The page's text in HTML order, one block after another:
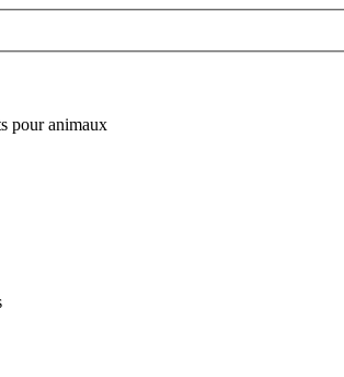
pour animaux
pour animaux